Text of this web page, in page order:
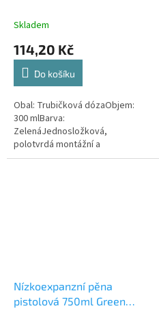
Skladem
114,20 Kč
Do košíku
Obal: Trubičková dózaObjem:
300 mlBarva:
ZelenáJednosložková,
polotvrdá montážní a
konstrukční pěna na bázi vlhkem
Nízkoexpanzní pěna
pistolová 750ml Green